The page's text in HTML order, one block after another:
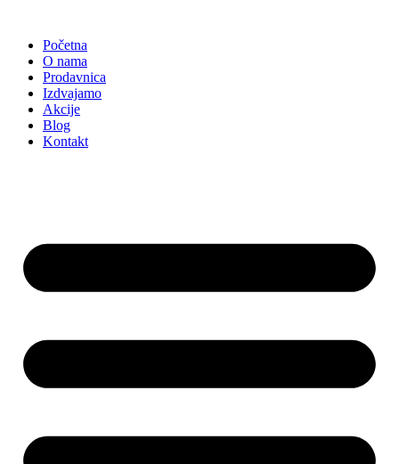
sadržajPočetna
O nama
Prodavnica
Izdvajamo
Akcije
Blog
Kontakt